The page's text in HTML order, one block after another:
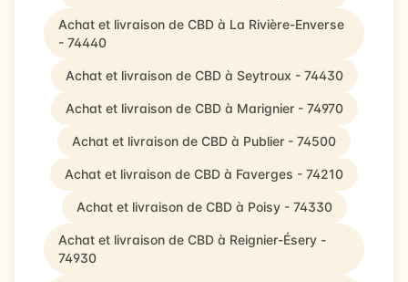
Achat et livraison de CBD à La Rivière-Enverse
- 74440
Achat et livraison de CBD à Seytroux - 74430
Achat et livraison de CBD à Marignier - 74970
Achat et livraison de CBD à Publier - 74500
Achat et livraison de CBD à Faverges - 74210
Achat et livraison de CBD à Poisy - 74330
Achat et livraison de CBD à Reignier-Ésery -
74930